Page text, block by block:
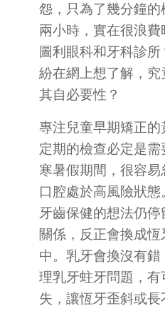
怨，只為了幾分鐘的
兩小時，實在很浪
圖利眼科和牙科診
紛在網上想了解，
其自必要性？
專注兒童早期矯正的
定期的檢查必定是
寒暑假期間，很容
口腔處於高風險狀
牙齒保健的想法仍
關係，反正會換成
中。乳牙會換沒有
理乳牙蛀牙問題，有
失，讓恆牙歪斜或